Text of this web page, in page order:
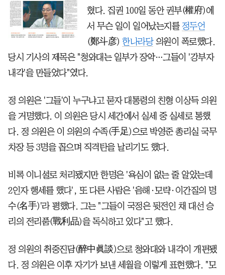
혔다. 집권 100일 동안 권부(權府)에
서 무슨 일이 일어났는지를 정두언
(鄭斗彦)한나라당의원이 폭로했다.
당시 기사의 제목은 "청와대는 일부가 장악…그들이 '강부자
내각'을 만들었다"였다.
정 의원은 '그들'이 누구냐고 묻자 대통령의 친형 이상득 의원
을 거명했다. 이 의원은 당시 세간에서 실세 중 실세로 통했
다. 정 의원은 이 의원의 수족(手足)으로 박영준 총리실 국무
차장 등 3명을 꼽으며 직격탄을 날리기도 했다.
비록 이니셜로 처리됐지만 한명은 '욕심이 없는 줄 알았는데
2인자 행세를 했다', 또 다른 사람은 '음해·모략·이간질의 명
수(名手)'라 평했다. 그는 "그들이 국정은 뒷전인 채 대선 승
리의 전리품(戰利品)을 독식하고 있다"고 했다.
정 의원의 취중진담(醉中眞談)으로 청와대와 내각이 개편됐
다. 정 의원은 이후 자기가 보낸 세월을 이렇게 표현했다. "모